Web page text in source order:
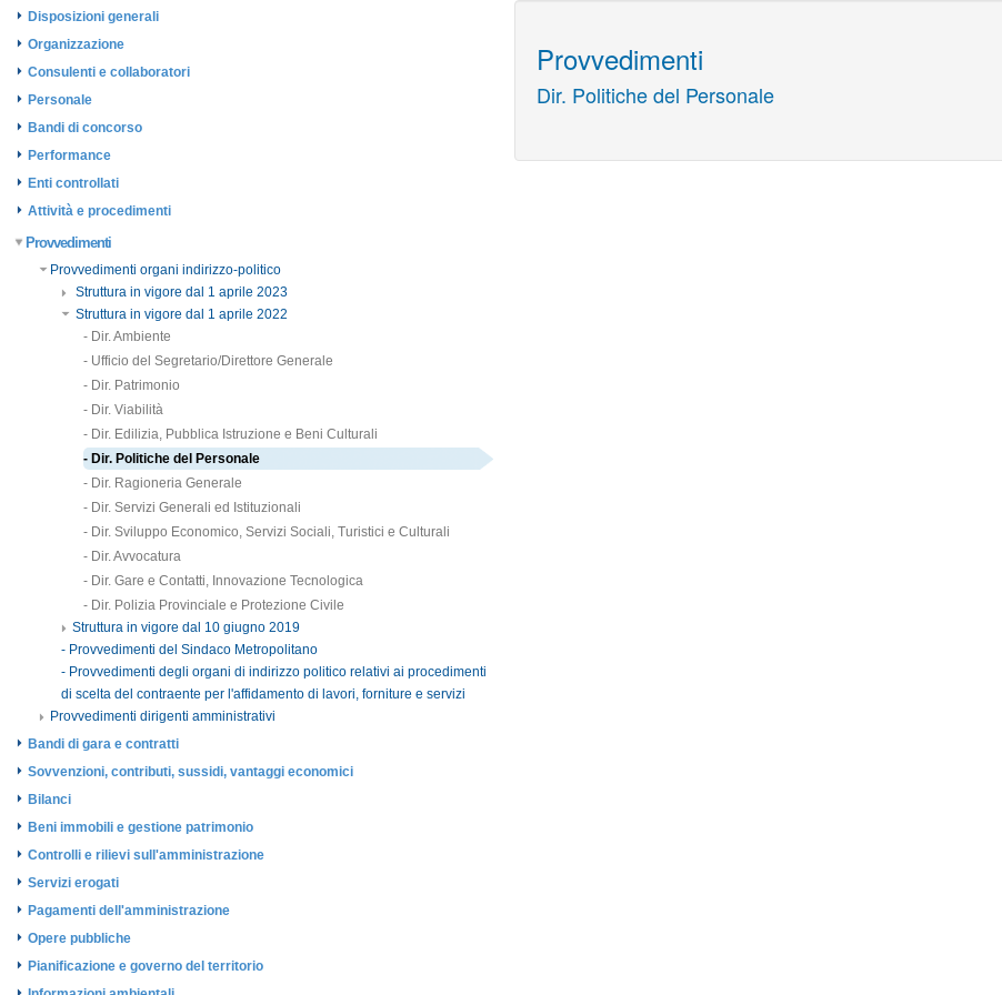
Disposizioni generali
Organizzazione
Consulenti e collaboratori
Personale
Bandi di concorso
Performance
Enti controllati
Attività e procedimenti
Provvedimenti
Provvedimenti organi indirizzo-politico
Struttura in vigore dal 1 aprile 2023
Struttura in vigore dal 1 aprile 2022
- Dir. Ambiente
- Ufficio del Segretario/Direttore Generale
- Dir. Patrimonio
- Dir. Viabilità
- Dir. Edilizia, Pubblica Istruzione e Beni Culturali
- Dir. Politiche del Personale
- Dir. Ragioneria Generale
- Dir. Servizi Generali ed Istituzionali
- Dir. Sviluppo Economico, Servizi Sociali, Turistici e Culturali
- Dir. Avvocatura
- Dir. Gare e Contatti, Innovazione Tecnologica
- Dir. Polizia Provinciale e Protezione Civile
Struttura in vigore dal 10 giugno 2019
- Provvedimenti del Sindaco Metropolitano
- Provvedimenti degli organi di indirizzo politico relativi ai procedimenti
di scelta del contraente per l'affidamento di lavori, forniture e servizi
Provvedimenti dirigenti amministrativi
Bandi di gara e contratti
Sovvenzioni, contributi, sussidi, vantaggi economici
Bilanci
Beni immobili e gestione patrimonio
Controlli e rilievi sull'amministrazione
Servizi erogati
Pagamenti dell'amministrazione
Opere pubbliche
Pianificazione e governo del territorio
Provvedimenti
Dir. Politiche del Personale